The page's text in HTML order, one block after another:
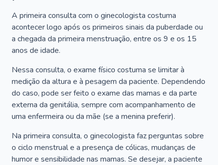
A primeira consulta com o ginecologista costuma
acontecer logo após os primeiros sinais da puberdade ou
a chegada da primeira menstruação, entre os 9 e os 15
anos de idade.
Nessa consulta, o exame físico costuma se limitar à
medição da altura e à pesagem da paciente. Dependendo
do caso, pode ser feito o exame das mamas e da parte
externa da genitália, sempre com acompanhamento de
uma enfermeira ou da mãe (se a menina preferir).
Na primeira consulta, o ginecologista faz perguntas sobre
o ciclo menstrual e a presença de cólicas, mudanças de
humor e sensibilidade nas mamas. Se desejar, a paciente